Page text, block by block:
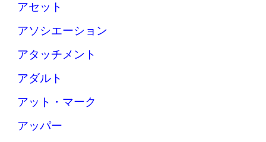
アセット
アソシエーション
アタッチメント
アダルト
アット・マーク
アッパー